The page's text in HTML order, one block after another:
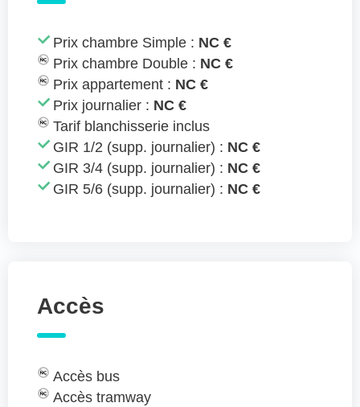
Prix chambre Simple : NC €
Prix chambre Double : NC €
Prix appartement : NC €
Prix journalier : NC €
Tarif blanchisserie inclus
GIR 1/2 (supp. journalier) : NC €
GIR 3/4 (supp. journalier) : NC €
GIR 5/6 (supp. journalier) : NC €
Accès
Accès bus
Accès tramway